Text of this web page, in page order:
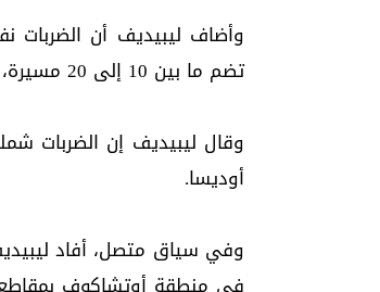
وأضاف ليبيديف أن الضربات
تضم ما بين 10 إلى 20 مسيرة، بحسب ما ذكرته وكالة سبوتنيك الروسية للأنباء.
وقال ليبيديف إن الضربات
أوديسا.
وفي سياق متصل، أفاد